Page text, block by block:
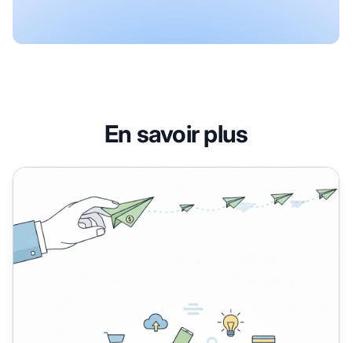
En savoir plus
Quels sont les avantages de l’affiliation marketing non